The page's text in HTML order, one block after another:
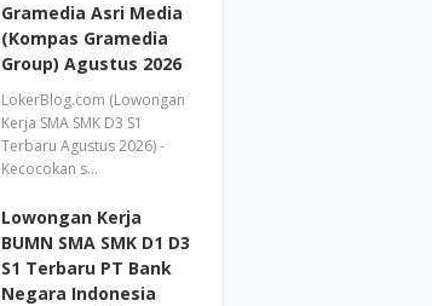
Gramedia Asri Media
(Kompas Gramedia
Group) Agustus 2026
LokerBlog.com (Lowongan
Kerja SMA SMK D3 S1
Terbaru Agustus 2026) -
Kecocokan s…
Lowongan Kerja
BUMN SMA SMK D1 D3
S1 Terbaru PT Bank
Negara Indonesia